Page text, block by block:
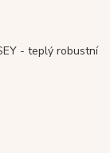
- teplý robustní